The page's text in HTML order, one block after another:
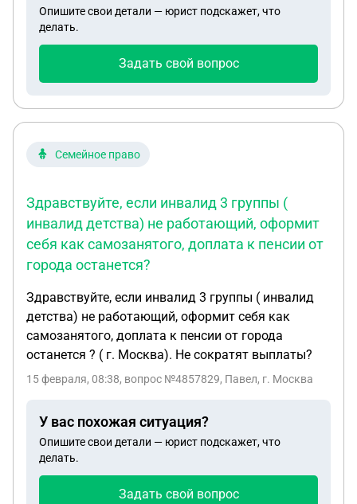
Опишите свои детали — юрист подскажет, что
делать.
Задать свой вопрос
Семейное право
Здравствуйте, если инвалид 3 группы (
инвалид детства) не работающий, оформит
себя как самозанятого, доплата к пенсии от
города останется?
Здравствуйте, если инвалид 3 группы ( инвалид
детства) не работающий, оформит себя как
самозанятого, доплата к пенсии от города
останется ? ( г. Москва). Не сократят выплаты?
15 февраля, 08:38, вопрос №4857829, Павел, г. Москва
У вас похожая ситуация?
Опишите свои детали — юрист подскажет, что
делать.
Задать свой вопрос